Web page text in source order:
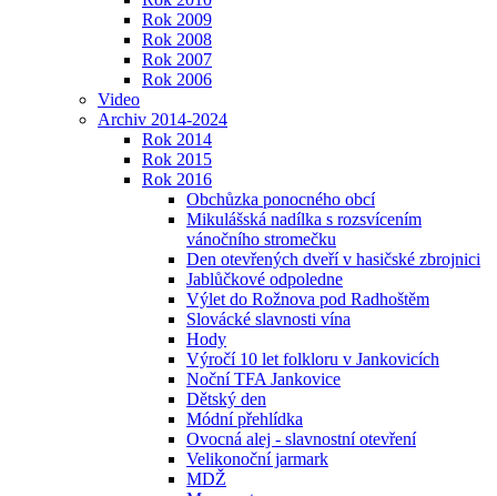
Rok 2009
Rok 2008
Rok 2007
Rok 2006
Video
Archiv 2014-2024
Rok 2014
Rok 2015
Rok 2016
Obchůzka ponocného obcí
Mikulášská nadílka s rozsvícením
vánočního stromečku
Den otevřených dveří v hasičské zbrojnici
Jablůčkové odpoledne
Výlet do Rožnova pod Radhoštěm
Slovácké slavnosti vína
Hody
Výročí 10 let folkloru v Jankovicích
Noční TFA Jankovice
Dětský den
Módní přehlídka
Ovocná alej - slavnostní otevření
Velikonoční jarmark
MDŽ